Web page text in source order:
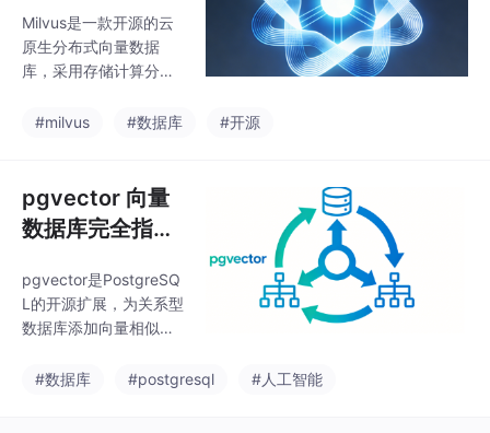
（PEFT）与效果（全参
数）之间根据场景权
衡，LoRA 是当前最实
用的折中方案评估必须
以任务完成度为核心的
中学习是模型持续进化
的关键动力未来方
部署实战
Milvus是一款开源的云
原生分布式向量数据
库，采用存储计算分离
处理。其核心组件包括
多实例部署实现高可
用。数据模型采用Colle
ction-Partition-Segme
索引算法如IVF_FLAT、
HNSW等，满足不同场
景下的性能需求。Milvu
化存储，并支持水平扩
#milvus #数据库 #开源
pgvector 向量
数据库完全指
L 生态的 AI 增强
pgvector是PostgreSQ
L的开源扩展，为关系型
数据库添加向量相似度
在PostgreSQL内部，
#数据库 #postgresql #人工智能